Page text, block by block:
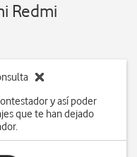
Redmi
y así poder
que te han dejado